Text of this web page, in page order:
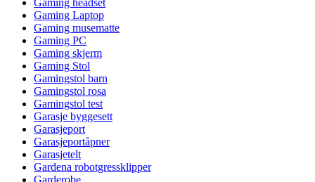
Gaming headset
Gaming Laptop
Gaming musematte
Gaming PC
Gaming skjerm
Gaming Stol
Gamingstol barn
Gamingstol rosa
Gamingstol test
Garasje byggesett
Garasjeport
Garasjeportåpner
Garasjetelt
Gardena robotgressklipper
Garderobe